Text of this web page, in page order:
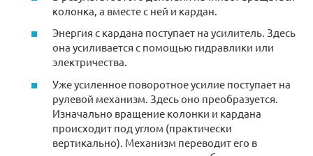
колонка, а вместе с ней и кардан.
Энергия с кардана поступает на усилитель. Здесь
она усиливается с помощью гидравлики или
электричества.
Уже усиленное поворотное усилие поступает на
рулевой механизм. Здесь оно преобразуется.
Изначально вращение колонки и кардана
происходит под углом (практически
вертикально). Механизм переводит его в